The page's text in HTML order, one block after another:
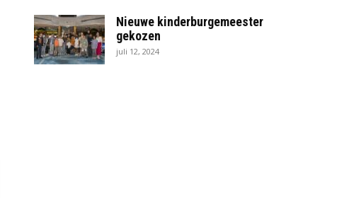
Nieuwe kinderburgemeester
gekozen
juli 12, 2024